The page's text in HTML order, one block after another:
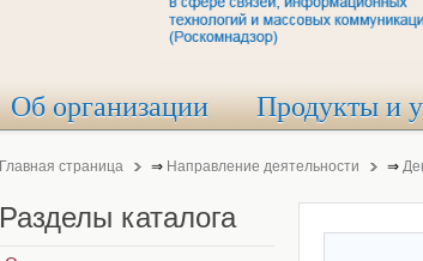
Об организации Продукты и
Главная страница ⇒ Направление деятельности ⇒
Разделы каталога